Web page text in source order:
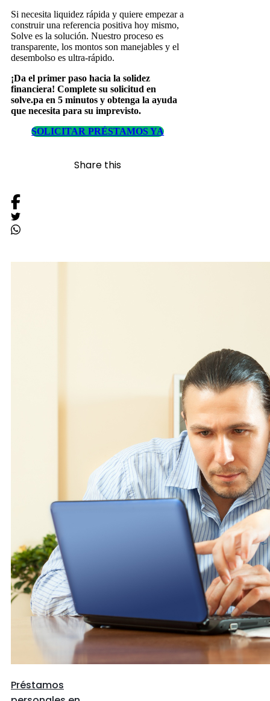
Si necesita liquidez rápida y quiere empezar a
construir una referencia positiva hoy mismo,
Solve es la solución. Nuestro proceso es
transparente, los montos son manejables y el
desembolso es ultra-rápido.
¡Da el primer paso hacia la solidez
financiera! Complete su solicitud en
solve.pa en 5 minutos y obtenga la ayuda
que necesita para su imprevisto.
SOLICITAR PRÉSTAMOS YA
Share this
Préstamos